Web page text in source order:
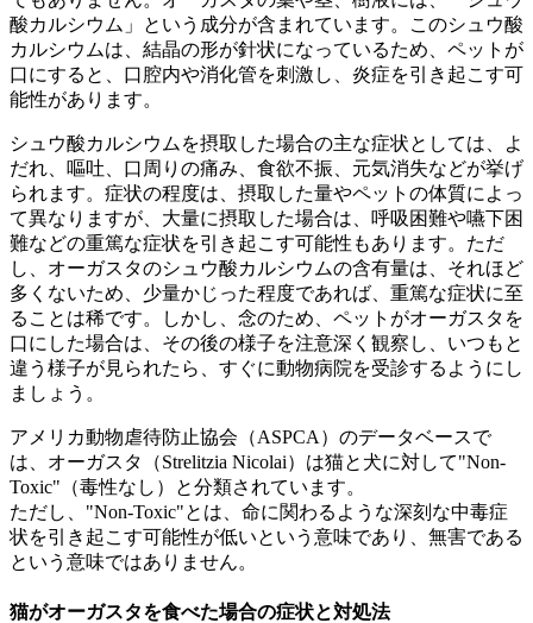
酸カルシウム」という成分が含まれています。このシュウ酸
カルシウムは、結晶の形が針状になっているため、ペットが
口にすると、口腔内や消化管を刺激し、炎症を引き起こす可
能性があります。
シュウ酸カルシウムを摂取した場合の主な症状としては、よ
だれ、嘔吐、口周りの痛み、食欲不振、元気消失などが挙げ
られます。症状の程度は、摂取した量やペットの体質によっ
て異なりますが、大量に摂取した場合は、呼吸困難や嚥下困
難などの重篤な症状を引き起こす可能性もあります。ただ
し、オーガスタのシュウ酸カルシウムの含有量は、それほど
多くないため、少量かじった程度であれば、重篤な症状に至
ることは稀です。しかし、念のため、ペットがオーガスタを
口にした場合は、その後の様子を注意深く観察し、いつもと
違う様子が見られたら、すぐに動物病院を受診するようにし
ましょう。
アメリカ動物虐待防止協会（ASPCA）のデータベースで
は、オーガスタ（Strelitzia Nicolai）は猫と犬に対して"Non-
Toxic"（毒性なし）と分類されています。
ただし、"Non-Toxic"とは、命に関わるような深刻な中毒症
状を引き起こす可能性が低いという意味であり、無害である
という意味ではありません。
猫がオーガスタを食べた場合の症状と対処法